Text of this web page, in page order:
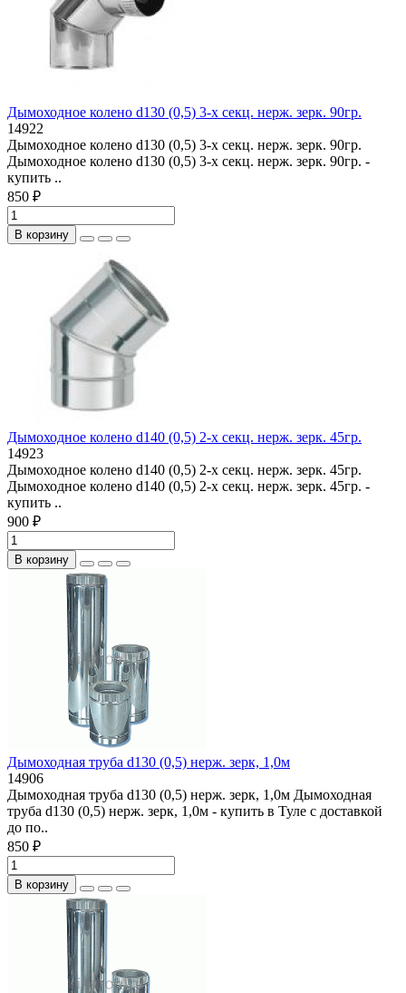
Дымоходное колено d130 (0,5) 3-х секц. нерж. зерк. 90гр.
14922
Дымоходное колено d130 (0,5) 3-х секц. нерж. зерк. 90гр.
Дымоходное колено d130 (0,5) 3-х секц. нерж. зерк. 90гр. -
купить ..
850 ₽
В корзину
Дымоходное колено d140 (0,5) 2-х секц. нерж. зерк. 45гр.
14923
Дымоходное колено d140 (0,5) 2-х секц. нерж. зерк. 45гр.
Дымоходное колено d140 (0,5) 2-х секц. нерж. зерк. 45гр. -
купить ..
900 ₽
В корзину
Дымоходная труба d130 (0,5) нерж. зерк, 1,0м
14906
Дымоходная труба d130 (0,5) нерж. зерк, 1,0м Дымоходная
труба d130 (0,5) нерж. зерк, 1,0м - купить в Туле с доставкой
до по..
850 ₽
В корзину